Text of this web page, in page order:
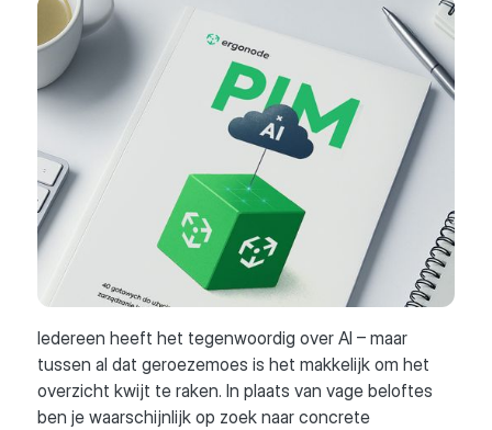
Iedereen heeft het tegenwoordig over AI – maar
tussen al dat geroezemoes is het makkelijk om het
overzicht kwijt te raken. In plaats van vage beloftes
ben je waarschijnlijk op zoek naar concrete